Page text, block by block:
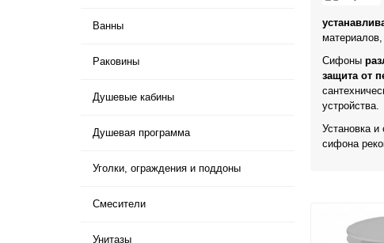
Ванны
Раковины
Душевые кабины
Душевая программа
Уголки, ограждения и поддоны
Смесители
Унитазы
Сифоны
защита от
устройства.
Установка
сифона